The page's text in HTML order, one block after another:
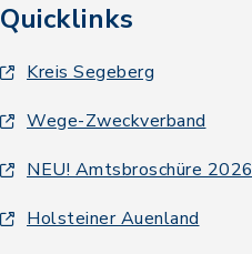
Quicklinks
Kreis Segeberg
Wege-Zweckverband
NEU! Amtsbroschüre 2026
Holsteiner Auenland